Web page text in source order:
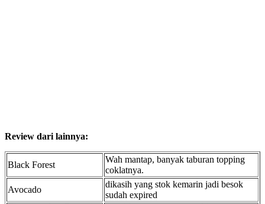
Review dari lainnya:
Black Forest
Wah mantap, banyak taburan topping
coklatnya.
Avocado
dikasih yang stok kemarin jadi besok
sudah expired